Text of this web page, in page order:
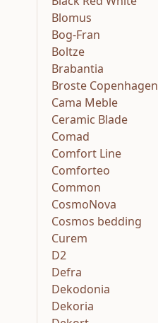
Blomus
Bog-Fran
Boltze
Brabantia
Broste Copenhagen
Cama Meble
Ceramic Blade
Comad
Comfort Line
Comforteo
Common
CosmoNova
Cosmos bedding
Curem
D2
Defra
Dekodonia
Dekoria